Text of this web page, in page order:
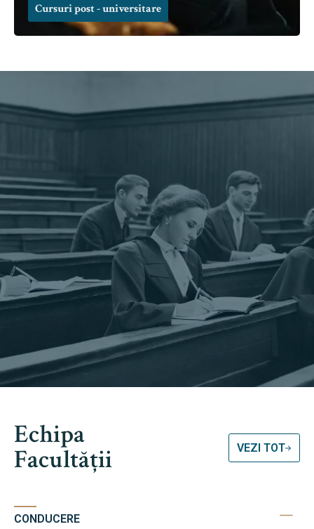
Cursuri post - universitare
Echipa
Facultății VEZI TOT
CONDUCERE